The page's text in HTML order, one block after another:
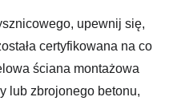
upewnij się,
certyfikowana na co
ściana montażowa
lub zbrojonego betonu,